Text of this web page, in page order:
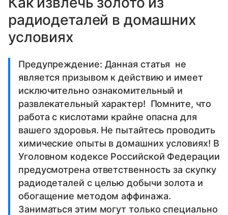
радиодеталей в домашних
условиях
Предупреждение: Данная статья не
является призывом к действию и имеет
исключительно ознакомительный и
развлекательный характер! Помните, что
работа с кислотами крайне опасна для
вашего здоровья. Не пытайтесь проводить
химические опыты в домашних условиях! В
Уголовном кодексе Российской Федерации
предусмотрена ответственность за скупку
радиодеталей с целью добычи золота и
обогащение методом аффинажа.
Заниматься этим могут только специально